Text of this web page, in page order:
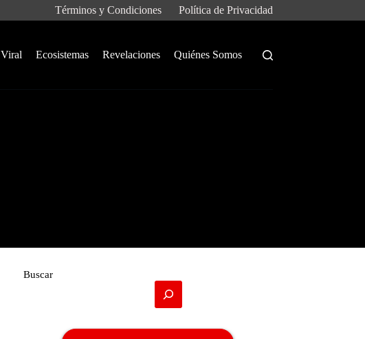
Términos y Condiciones Política de Privacidad
Viral Ecosistemas Revelaciones Quiénes Somos
Buscar